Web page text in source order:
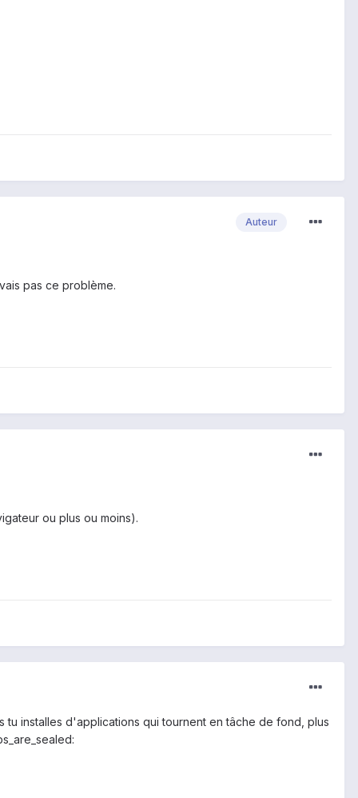
Auteur
pas ce problème.
ou plus ou moins).
tu installes d'applications qui tournent en tâche de fond, plus